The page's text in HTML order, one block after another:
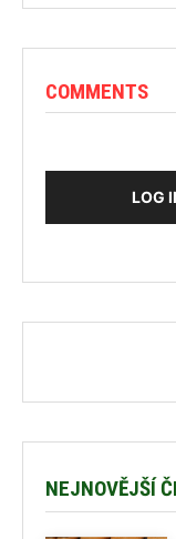
COMMENTS
LOG
NEJNOVĚJŠÍ